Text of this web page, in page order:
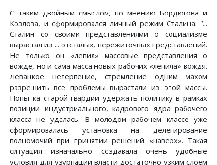
С таким двойным смыслом, по мнению Бордюгова и
Козлова, и сформировался личный режим Сталина: “...
Сталин со своими представлениями о социализме
вырастал из ... отсталых, пережиточных представлений.
Не только он «лепил» массовые представления о
вожде, но и сама масса новых рабочих «лепила» вождя.
Левацкое нетерпение, стремление одним махом
разрешить все проблемы вырастали из этой массы.
Попытка старой гвардии удержать политику в рамках
позиции индустриального, кадрового ядра рабочего
класса не удалась. В молодом рабочем классе уже
сформировалась установка на делегирование
полномочий при принятии решений «наверх». Такая
ситуация изначально создавала очень удобные
условия для узурпации власти достаточно узким слоем